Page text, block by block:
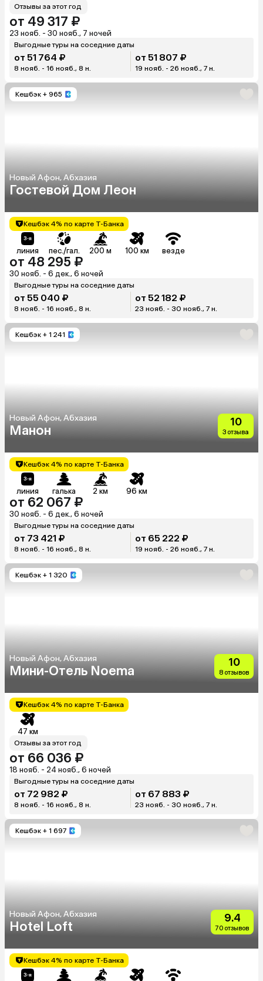
Отзывы за этот год
от 49 317 ₽
23 нояб. - 30 нояб., 7 ночей
Выгодные туры на соседние даты
от 51 764 ₽
8 нояб. - 16 нояб., 8 н.
от 51 807 ₽
19 нояб. - 26 нояб., 7 н.
Кешбэк + 965
Новый Афон, Абхазия
Гостевой Дом Леон
Кешбэк 4% по карте Т-Банка
линия пес./гал. 200 м 100 км везде
от 48 295 ₽
30 нояб. - 6 дек., 6 ночей
Выгодные туры на соседние даты
от 55 040 ₽
8 нояб. - 16 нояб., 8 н.
от 52 182 ₽
23 нояб. - 30 нояб., 7 н.
Кешбэк + 1 241
Новый Афон, Абхазия
Манон
10
3 отзыва
Кешбэк 4% по карте Т-Банка
линия галька 2 км 96 км
от 62 067 ₽
30 нояб. - 6 дек., 6 ночей
Выгодные туры на соседние даты
от 73 421 ₽
8 нояб. - 16 нояб., 8 н.
от 65 222 ₽
19 нояб. - 26 нояб., 7 н.
Кешбэк + 1 320
Новый Афон, Абхазия
Мини-Отель Noema
10
8 отзывов
Кешбэк 4% по карте Т-Банка
47 км
Отзывы за этот год
от 66 036 ₽
18 нояб. - 24 нояб., 6 ночей
Выгодные туры на соседние даты
от 72 982 ₽
8 нояб. - 16 нояб., 8 н.
от 67 883 ₽
23 нояб. - 30 нояб., 7 н.
Кешбэк + 1 697
Новый Афон, Абхазия
Hotel Loft
9.4
70 отзывов
Кешбэк 4% по карте Т-Банка